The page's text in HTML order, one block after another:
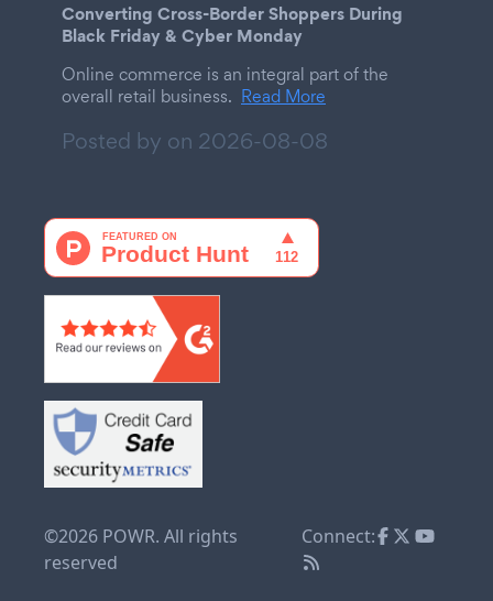
Converting Cross-Border Shoppers During
Black Friday & Cyber Monday
Online commerce is an integral part of the
overall retail business. Read More
Posted by on 2026-08-08
©2026 POWR. All rights
reserved
Connect: